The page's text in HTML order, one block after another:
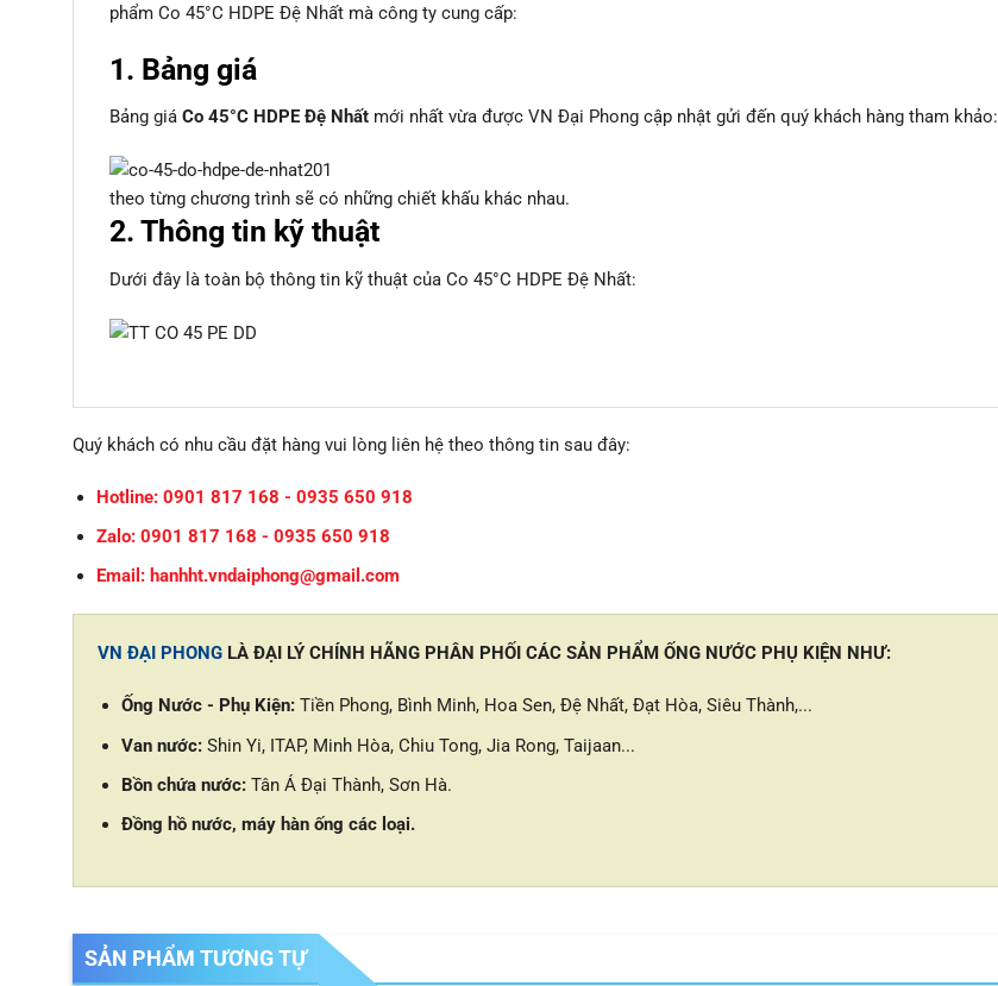
phẩm Co 45°C HDPE Đệ Nhất mà công ty cung cấp:
1. Bảng giá
Bảng giá Co 45°C HDPE Đệ Nhấtmới nhất vừa được VN Đại Phong cập nhật gửi đến quý khách hàng tham khảo:
theo từng chương trình sẽ có những chiết khấu khác nhau.
2. Thông tin kỹ thuật
Dưới đây là toàn bộ thông tin kỹ thuật của Co 45°C HDPE Đệ Nhất:
Quý khách có nhu cầu đặt hàng vui lòng liên hệ theo thông tin sau đây:
Hotline: 0901 817 168 - 0935 650 918
Zalo: 0901 817 168 - 0935 650 918
Email: hanhht.vndaiphong@gmail.com
VN ĐẠI PHONGLÀ ĐẠI LÝ CHÍNH HÃNG PHÂN PHỐI CÁC SẢN PHẨM ỐNG NƯỚC PHỤ KIỆN NHƯ:
Ống Nước - Phụ Kiện:Tiền Phong, Bình Minh, Hoa Sen, Đệ Nhất, Đạt Hòa, Siêu Thành,...
Van nước:Shin Yi, ITAP, Minh Hòa, Chiu Tong, Jia Rong, Taijaan...
Bồn chứa nước:Tân Á Đại Thành, Sơn Hà.
Đồng hồ nước, máy hàn ống các loại.
SẢN PHẨM TƯƠNG TỰ